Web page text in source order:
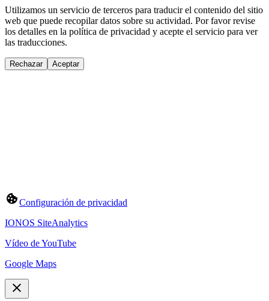
Utilizamos un servicio de terceros para traducir el contenido del sitio
web que puede recopilar datos sobre su actividad. Por favor revise
los detalles en la política de privacidad y acepte el servicio para ver
las traducciones.
Rechazar Aceptar
Configuración de privacidad
IONOS SiteAnalytics
Vídeo de YouTube
Google Maps